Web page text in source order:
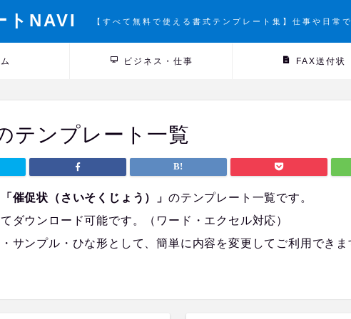
トNAVI 【すべて無料で使える書式テンプレート集】仕事や日常
ビジネス・仕事 FAX送付状
テンプレート一覧
「催促状（さいそくじょう）」のテンプレート一覧です。
ダウンロード可能です。（ワード・エクセル対応）
サンプル・ひな形として、簡単に内容を変更してご利用できま